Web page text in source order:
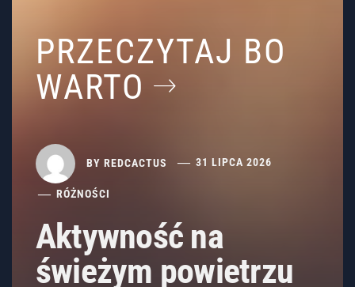
PRZECZYTAJ BO
WARTO
BY REDCACTUS 31 LIPCA 2026
RÓŻNOŚCI
Aktywność na
świeżym powietrzu